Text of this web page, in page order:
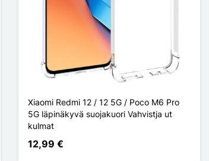
Xiaomi Redmi 12 / 12 5G / Poco M6 Pro
5G läpinäkyvä suojakuori Vahvistja ut
kulmat
12,99 €